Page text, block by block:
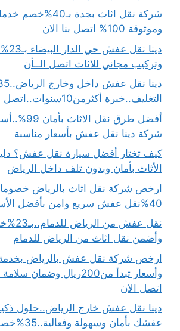
شركة نقل اثاث بجدة
وموثوقة 100% اتصل بنا الان
دينا
وتركيب مجاني للاثاث اتصل الــأن
التغليف..خبرة أكثرمن10سنوات..اتصل بنا
أفضل طرق نقل
شركة دينا نقل عفش بأسعار مناسبة
كيف تختار أفضل سيارة نقل عفش؟
الأثاث بأمان وبدون تلف داخل الرياض
ارخص شركة نقل اثاث بالرياض
40%نقل عفش سريع وامن بأفضل الأسعار
نقل عفش
وأضمن نقل اثاث من الرياض للدمام
ارخص شركة نقل عفش بالرياض بخدمة
اتصل الان
عفشك بأمان وسهولة وفعالية..35%خصم فوري